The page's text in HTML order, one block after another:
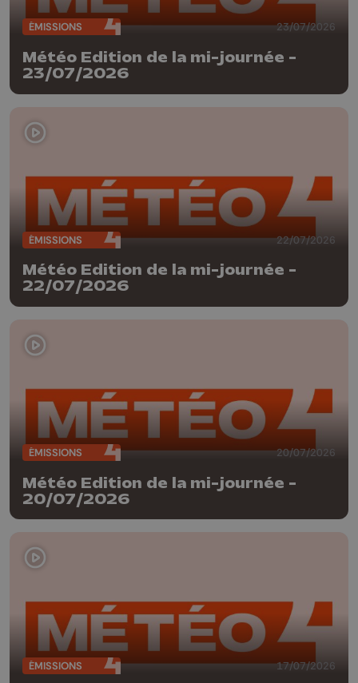
ÉMISSIONS 23/07/2026
Météo Edition de la mi-journée -
23/07/2026
ÉMISSIONS 22/07/2026
Météo Edition de la mi-journée -
22/07/2026
ÉMISSIONS 20/07/2026
Météo Edition de la mi-journée -
20/07/2026
ÉMISSIONS 17/07/2026